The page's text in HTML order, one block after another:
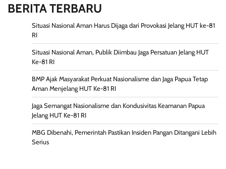
BERITA TERBARU
Situasi Nasional Aman Harus Dijaga dari Provokasi Jelang HUT ke-81
RI
Situasi Nasional Aman, Publik Diimbau Jaga Persatuan Jelang HUT
Ke-81 RI
BMP Ajak Masyarakat Perkuat Nasionalisme dan Jaga Papua Tetap
Aman Menjelang HUT Ke-81 RI
Jaga Semangat Nasionalisme dan Kondusivitas Keamanan Papua
Jelang HUT Ke-81 RI
MBG Dibenahi, Pemerintah Pastikan Insiden Pangan Ditangani Lebih
Serius